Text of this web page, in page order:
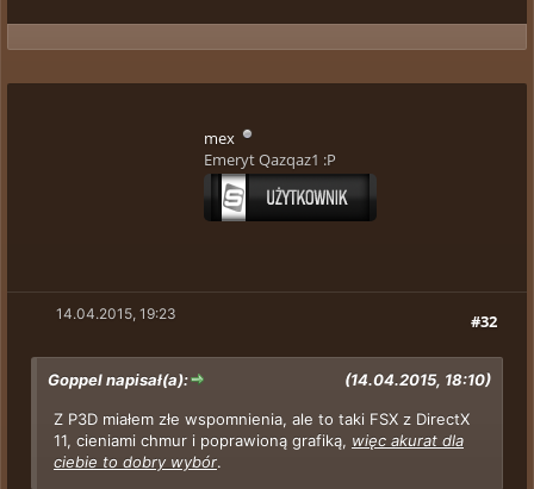
mex
Emeryt Qazqaz1 :P
#32
14.04.2015, 19:23
(14.04.2015, 18:10)
Goppel napisał(a):
Z P3D miałem złe wspomnienia, ale to taki FSX z DirectX
11, cieniami chmur i poprawioną grafiką, więc akurat dla
ciebie to dobry wybór.